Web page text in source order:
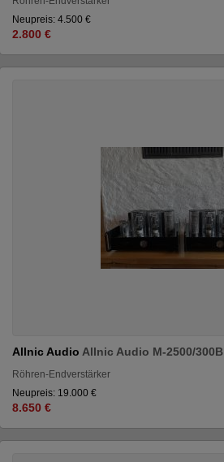
Neupreis: 4.500 €
2.800 €
Allnic Audio Allnic Audio M-2500/300B
Röhren-Endverstärker
Neupreis: 19.000 €
8.650 €